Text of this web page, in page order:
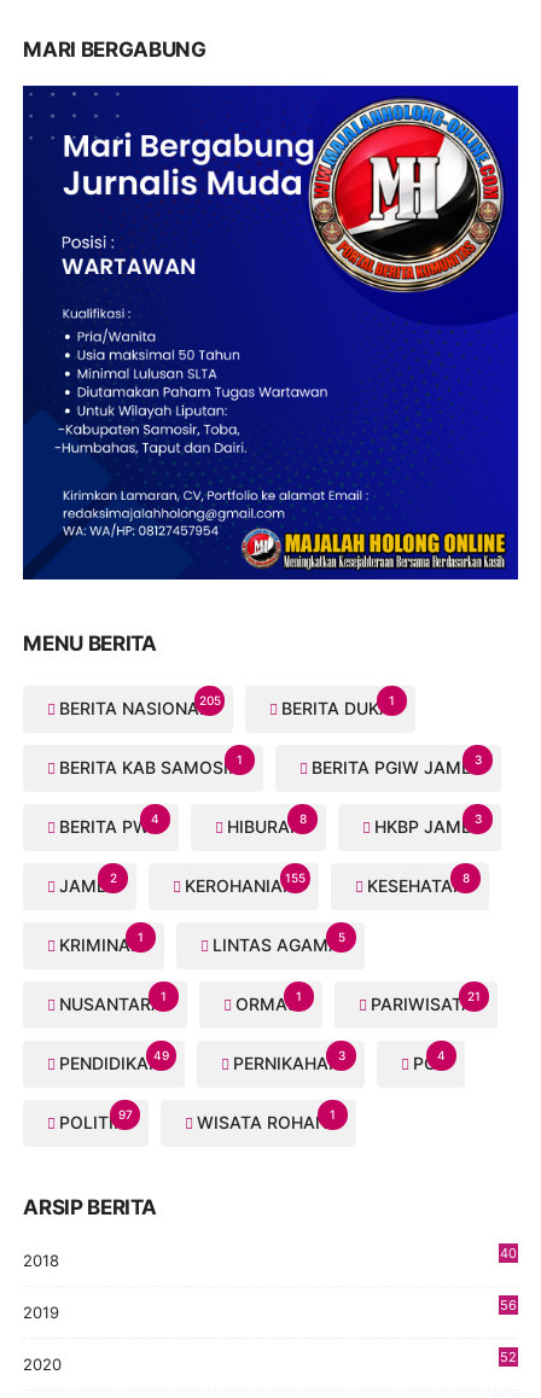
MARI BERGABUNG
MENU BERITA
BERITA NASIONAL205 BERITA DUKA1
BERITA KAB SAMOSIR1 BERITA PGIW JAMBI3
BERITA PWI4 HIBURAN8 HKBP JAMBI3
JAMBI2 KEROHANIAN155 KESEHATAN8
KRIMINAL1 LINTAS AGAMA5
NUSANTARA1 ORMAS1 PARIWISATA21
PENDIDIKAN49 PERNIKAHAN3 PGI4
POLITIK97 WISATA ROHANI1
ARSIP BERITA
2018
40
2019
56
2020
52